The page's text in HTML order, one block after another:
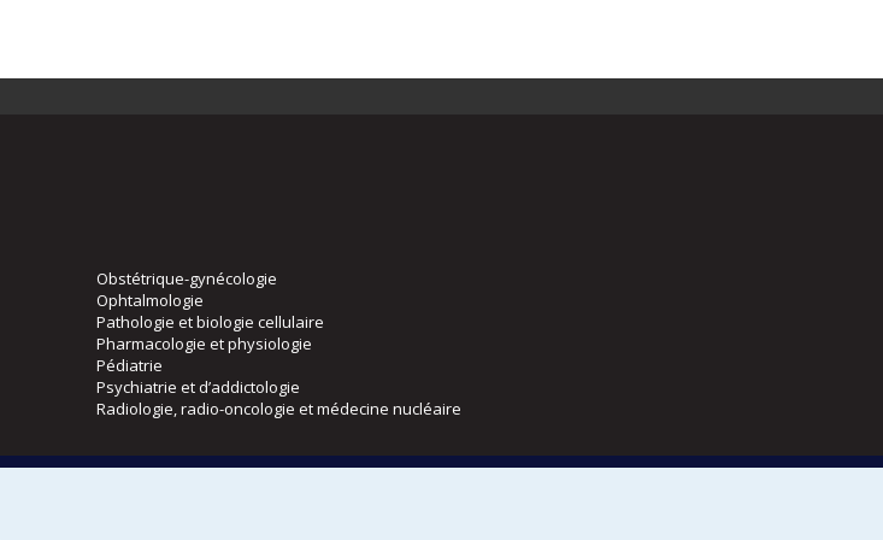
Obstétrique-gynécologie
Ophtalmologie
Pathologie et biologie cellulaire
Pharmacologie et physiologie
Pédiatrie
Psychiatrie et d’addictologie
Radiologie, radio-oncologie et médecine nucléaire